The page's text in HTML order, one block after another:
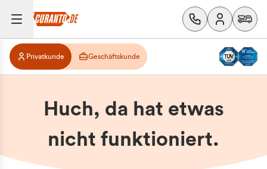
Privatkunde Geschäftskunde
Huch, da hat etwas
nicht funktioniert.